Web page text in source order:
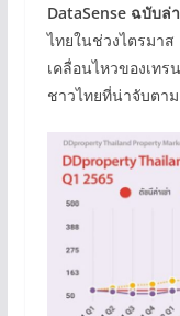
DataSense ฉบับล่
ไทยในช่วงไตรมาส
เคลื่อนไหวของเท
ชาวไทยที่น่าจับตาม